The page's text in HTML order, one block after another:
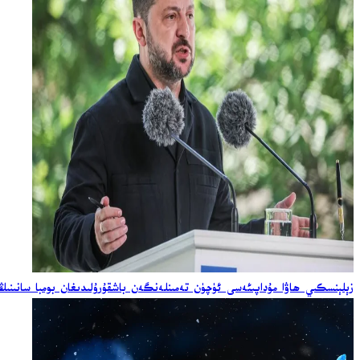
زېلېنسكىي ھاۋا مۇداپىئەسى ئۈچۈن تەمىنلەنگەن باشقۇرۇلىدىغان بومبا سانىنىڭ